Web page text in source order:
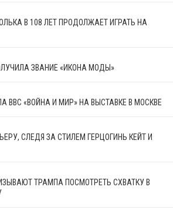
В 108 ЛЕТ ПРОДОЛЖАЕТ ИГРАТЬ НА
ЗВАНИЕ «ИКОНА МОДЫ»
BBC «ВОЙНА И МИР» НА ВЫСТАВКЕ В МОСКВЕ
СЛЕДЯ ЗА СТИЛЕМ ГЕРЦОГИНЬ КЕЙТ И
ТРАМПА ПОСМОТРЕТЬ СХВАТКУ В